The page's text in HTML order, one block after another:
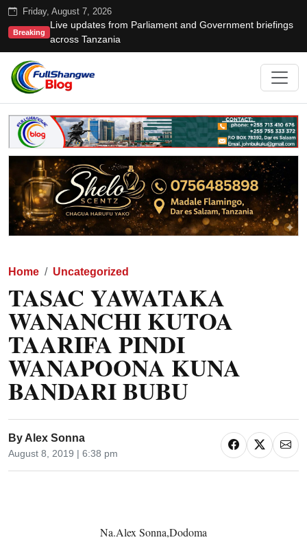
Friday, August 7, 2026
Breaking
Live updates from Parliament and Government briefings
across Tanzania
Home Uncategorized
TASAC YAWATAKA
WANANCHI KUTOA
TAARIFA PINDI
WANAPOONA KUNA
BANDARI BUBU
By Alex Sonna
August 8, 2019 | 6:38 pm
Na.Alex Sonna,Dodoma